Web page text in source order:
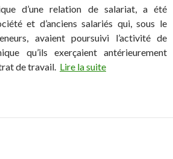
d’une relation de salariat, a été
et d’anciens salariés qui, sous le
avaient poursuivi l’activité de
qu’ils exerçaient antérieurement
de travail. Lire la suite